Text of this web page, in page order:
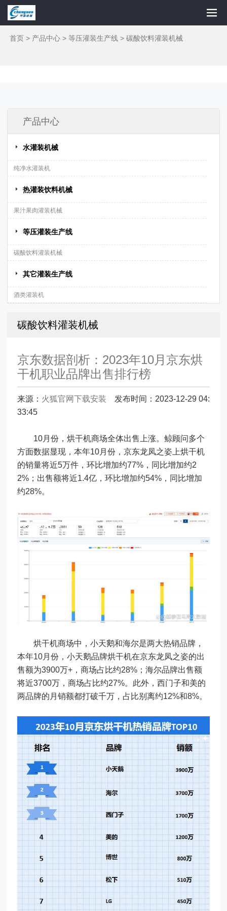
首页> 产品中心> 等压灌装生产线> 碳酸饮料灌装机械
产品中心
水灌装机械
纯净水灌装机
热灌装饮料机械
果汁果肉灌装机械
等压灌装生产线
碳酸饮料灌装机械
其它灌装生产线
酒类灌装机
碳酸饮料灌装机械
京东数据剖析：2023年10月京东烘
干机职业品牌出售排行榜
来源： 火狐官网下载安装 发布时间：2023-12-29 04:
33:45
10月份，烘干机商场全体出售上涨。鲸顾问多个
方面数据显现，本年10月份，京东龙凤之姿上烘干机
的销量将近5万件，环比增加约77%，同比增加约2
2%；出售额将近1.4亿，环比增加约54%，同比增加
约28%。
烘干机商场中，小天鹅和海尔是两大热销品牌，
本年10月份，小天鹅品牌烘干机在京东龙凤之姿的出
售额为3900万+，商场占比约28%；海尔品牌出售额
将近3700万，商场占比约27%。此外，西门子和美的
两品牌的月销额都打破千万，占比别离约12%和8%。